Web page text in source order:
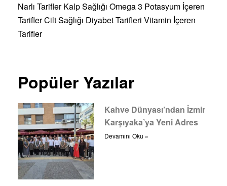
Narlı Tarifler Kalp Sağlığı Omega 3 Potasyum İçeren
TariflerCilt Sağlığı Diyabet Tarifleri Vitamin İçeren
Tarifler
Popüler Yazılar
Kahve Dünyası’ndan İzmir
Karşıyaka’ya Yeni Adres
Devamını Oku »